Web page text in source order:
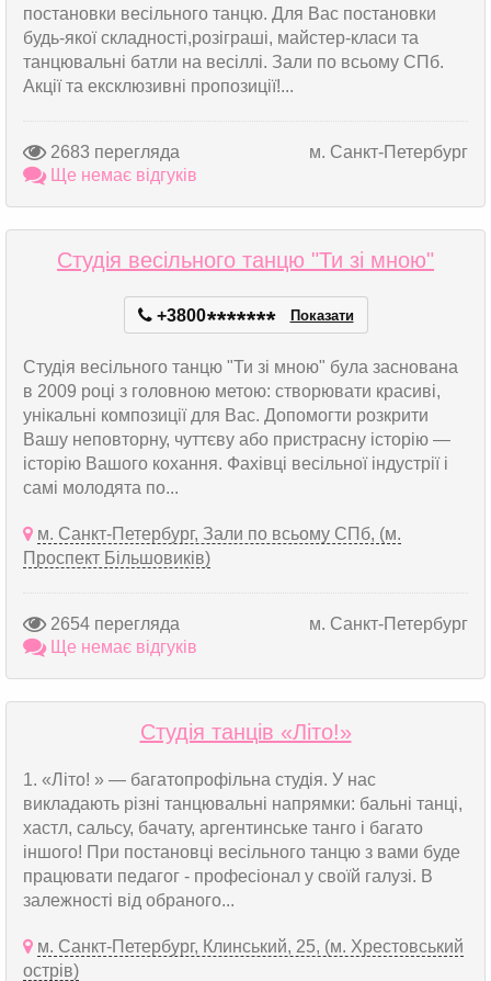
постановки весільного танцю. Для Вас постановки
будь-якої складності,розіграші, майстер-класи та
танцювальні батли на весіллі. Зали по всьому СПб.
Акції та ексклюзивні пропозиції!...
2683 перегляда
м. Санкт-Петербург
Ще немає відгуків
Студія весільного танцю "Ти зі мною"
+3800******* Показати
Студія весільного танцю "Ти зі мною" була заснована
в 2009 році з головною метою: створювати красиві,
унікальні композиції для Вас. Допомогти розкрити
Вашу неповторну, чуттєву або пристрасну історію —
історію Вашого кохання. Фахівці весільної індустрії і
самі молодята по...
м. Санкт-Петербург, Зали по всьому СПб, (м.
Проспект Більшовиків)
2654 перегляда
м. Санкт-Петербург
Ще немає відгуків
Студія танців «Літо!»
1. «Літо! » — багатопрофільна студія. У нас
викладають різні танцювальні напрямки: бальні танці,
хастл, сальсу, бачату, аргентинське танго і багато
іншого! При постановці весільного танцю з вами буде
працювати педагог - професіонал у своїй галузі. В
залежності від обраного...
м. Санкт-Петербург, Клинський, 25, (м. Хрестовський
острів)